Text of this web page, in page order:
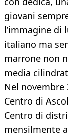
giovani
l’immagine di
italiano ma
marrone non
media
Nel novembre
Centro di
Centro di
mensilmente